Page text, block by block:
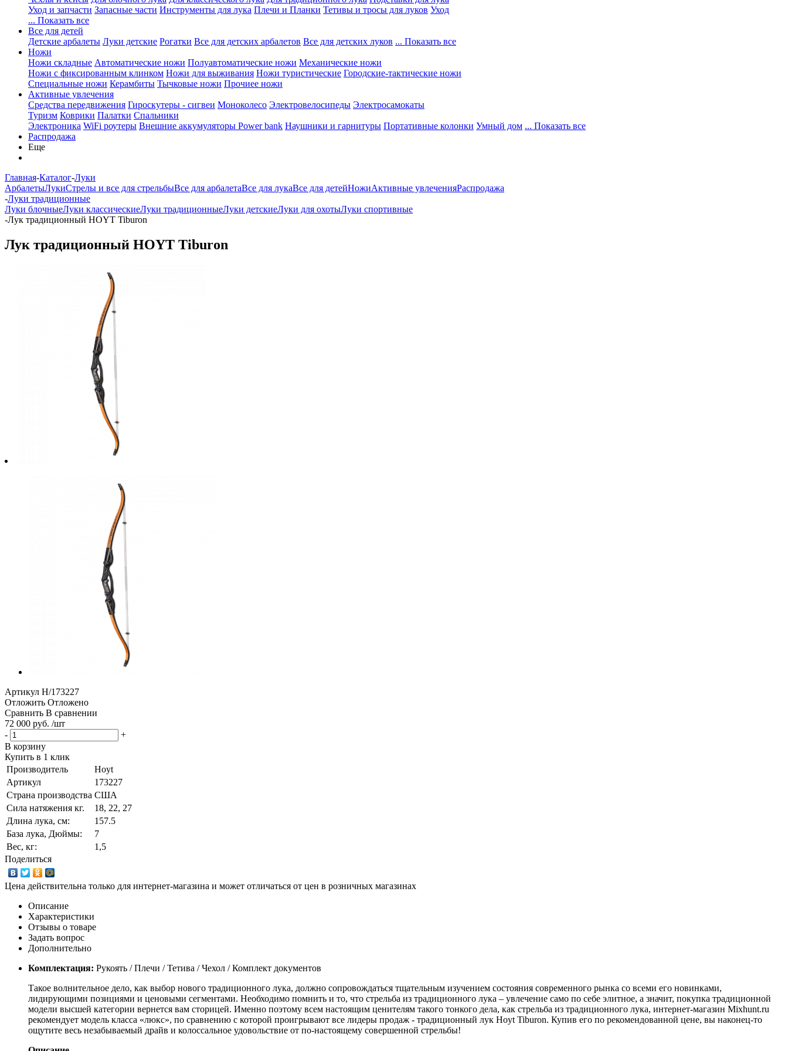
Уход и запчасти Запасные части Инструменты для лука Плечи и Планки Тетивы и тросы для луков Уход
... Показать все
Все для детей
Детские арбалеты Луки детские Рогатки Все для детских арбалетов Все для детских луков ... Показать все
Ножи
Ножи складные Автоматические ножи Полуавтоматические ножи Механические ножи
Ножи с фиксированным клинком Ножи для выживания Ножи туристические Городские-тактические ножи
Специальные ножи Керамбиты Тычковые ножи Прочиее ножи
Активные увлечения
Средства передвижения Гироскутеры - сигвеи Моноколесо Электровелосипеды Электросамокаты
Туризм Коврики Палатки Спальники
Электроника WiFi роутеры Внешние аккумуляторы Power bank Наушники и гарнитуры Портативные колонки Умный дом ... Показать все
Распродажа
Еще
Главная-Каталог-Луки
АрбалетыЛукиСтрелы и все для стрельбыВсе для арбалетаВсе для лукаВсе для детейНожиАктивные увлеченияРаспродажа
-Луки традиционные
Луки блочныеЛуки классическиеЛуки традиционныеЛуки детскиеЛуки для охотыЛуки спортивные
-Лук традиционный HOYT Tiburon
Лук традиционный HOYT Tiburon
Артикул H/173227
Отложить Отложено
Сравнить В сравнении
72 000 руб. /шт
-
+
В корзину
Купить в 1 клик
Производитель
Hoyt
Артикул
173227
Страна производства США
Сила натяжения кг.
18, 22, 27
Длина лука, см:
157.5
База лука, Дюймы:
7
Вес, кг:
1,5
Поделиться
Цена действительна только для интернет-магазина и может отличаться от цен в розничных магазинах
Описание
Характеристики
Отзывы о товаре
Задать вопрос
Дополнительно
Комплектация: Рукоять / Плечи / Тетива / Чехол / Комплект документов
Такое волнительное дело, как выбор нового традиционного лука, должно сопровождаться тщательным изучением состояния современного рынка со всеми его новинками,
лидирующими позициями и ценовыми сегментами. Необходимо помнить и то, что стрельба из традиционного лука – увлечение само по себе элитное, а значит, покупка традиционной
модели высшей категории вернется вам сторицей. Именно поэтому всем настоящим ценителям такого тонкого дела, как стрельба из традиционного лука, интернет-магазин Mixhunt.ru
рекомендует модель класса «люкс», по сравнению с которой проигрывают все лидеры продаж - традиционный лук Hoyt Tiburon. Купив его по рекомендованной цене, вы наконец-то
ощутите весь незабываемый драйв и колоссальное удовольствие от по-настоящему совершенной стрельбы!